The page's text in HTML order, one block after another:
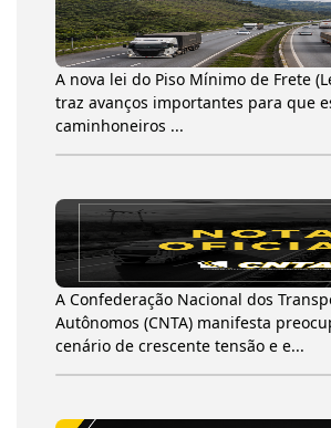
A nova lei do Piso Mínimo de Frete
traz avanços importantes para que
caminhoneiros ...
A Confederação Nacional dos
Autônomos (CNTA) manifesta
cenário de crescente tensão e e...